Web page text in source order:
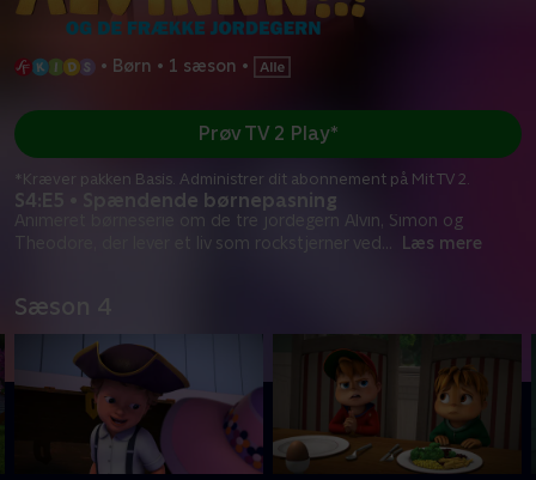
• Børn • 1 sæson •
S4:E5 • Spændende børnepasning
Animeret børneserie om de tre jordegern Alvin, Simon og
Theodore, der lever et liv som rockstjerner ved ... Læs mere
Prøv TV 2 Play*
*Kræver pakken Basis. Administrer dit abonnement på Mit TV 2.
Sæson 4